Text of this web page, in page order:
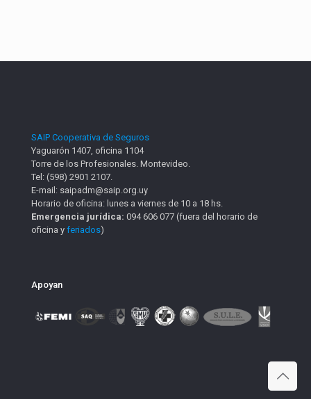
SAIP Cooperativa de Seguros
Yaguarón 1407, oficina 1104
Torre de los Profesionales. Montevideo.
Tel: (598) 2901 2107.
E-mail: saipadm@saip.org.uy
Horario de oficina: lunes a viernes de 10 a 18 hs.
Emergencia jurídica: 094 606 077 (fuera del horario de
oficina y feriados)
Apoyan